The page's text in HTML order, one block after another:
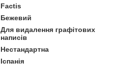
Factis
Бежевий
Для видалення графітових
написів
Нестандартна
Іспанія